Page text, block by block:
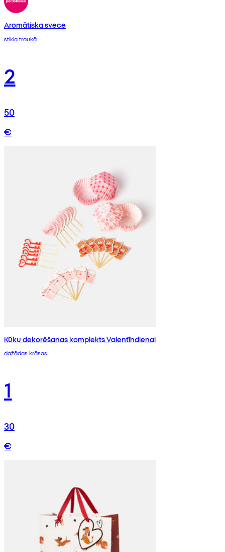
Aromātiska svece
stikla traukā
2
50
€
Kūku dekorēšanas komplekts Valentīndienai
dažādas krāsas
1
30
€